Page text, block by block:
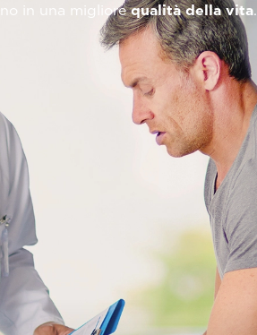
in una migliorequalità della vita.